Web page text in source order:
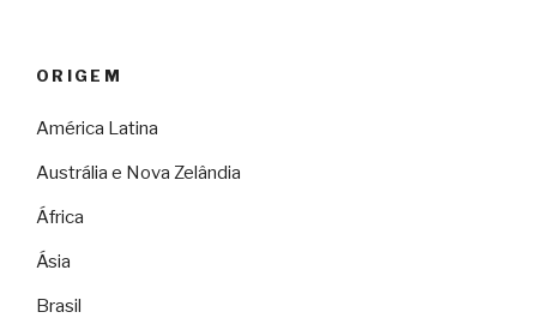
ORIGEM
América Latina
Austrália e Nova Zelândia
África
Ásia
Brasil